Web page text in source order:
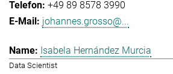
+49 89 8578 3990
johannes.grosso@...
Isabela Hernández Murcia
Data Scientist